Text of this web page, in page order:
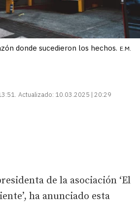
donde sucedieron los hechos. E.M.
Actualizado: 10.03.2025 | 20:29
de la asociación ‘El
ha anunciado esta